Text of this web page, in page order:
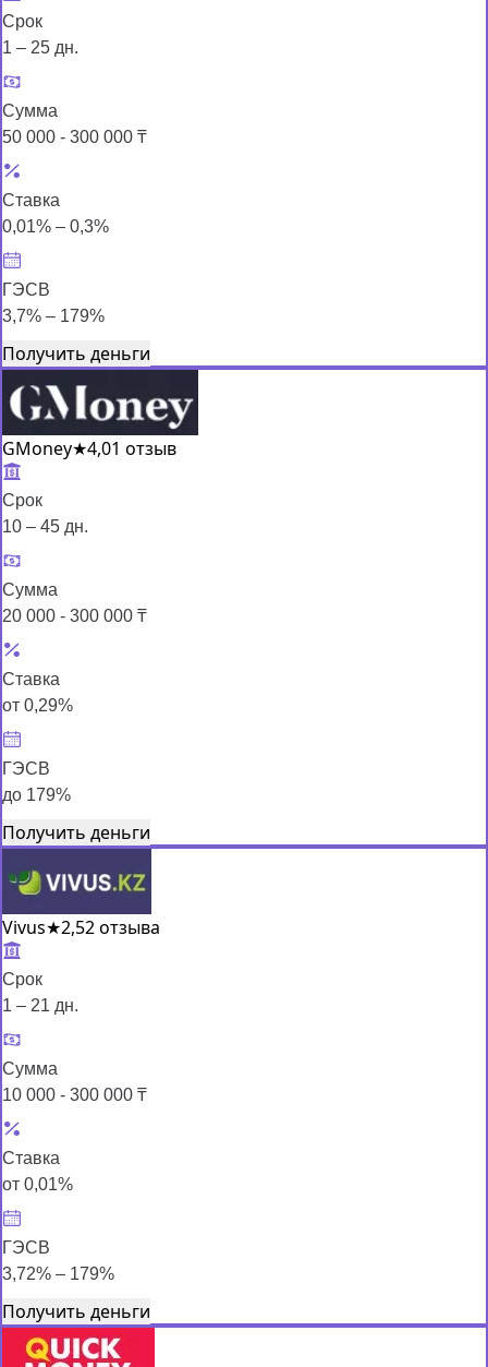
Срок
1 – 25 дн.
Сумма
50 000 - 300 000 ₸
Ставка
0,01% – 0,3%
ГЭСВ
3,7% – 179%
Получить деньги
GMoney★4,01 отзыв
Срок
10 – 45 дн.
Сумма
20 000 - 300 000 ₸
Ставка
от 0,29%
ГЭСВ
до 179%
Получить деньги
Vivus★2,52 отзыва
Срок
1 – 21 дн.
Сумма
10 000 - 300 000 ₸
Ставка
от 0,01%
ГЭСВ
3,72% – 179%
Получить деньги